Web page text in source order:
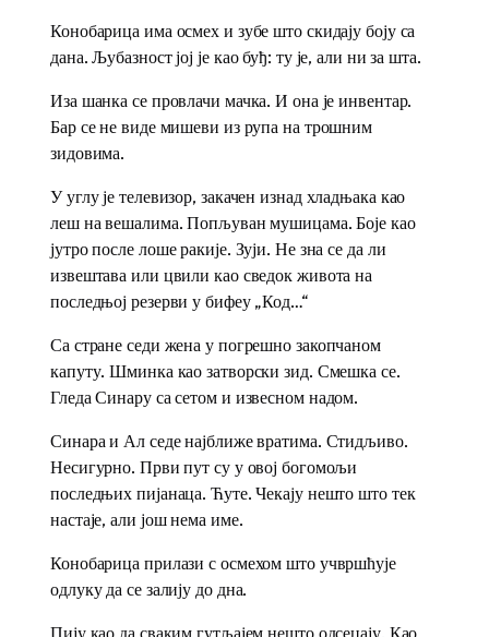
Конобарица има осмех и зубе што скидају боју са
дана. Љубазност јој је као буђ: ту је, али ни за шта.
Иза шанка се провлачи мачка. И она је инвентар.
Бар се не виде мишеви из рупа на трошним
зидовима.
У углу је телевизор, закачен изнад хладњака као
леш на вешалима. Попљуван мушицама. Боје као
јутро после лоше ракије. Зуји. Не зна се да ли
извештава или цвили као сведок живота на
последњој резерви у бифеу „Код…“
Са стране седи жена у погрешно закопчаном
капуту. Шминка као затворски зид. Смешка се.
Гледа Синару са сетом и извесном надом.
Синара и Ал седе најближе вратима. Стидљиво.
Несигурно. Први пут су у овој богомољи
последњих пијанаца. Ћуте. Чекају нешто што тек
настаје, али још нема име.
Конобарица прилази с осмехом што учвршћује
одлуку да се залију до дна.